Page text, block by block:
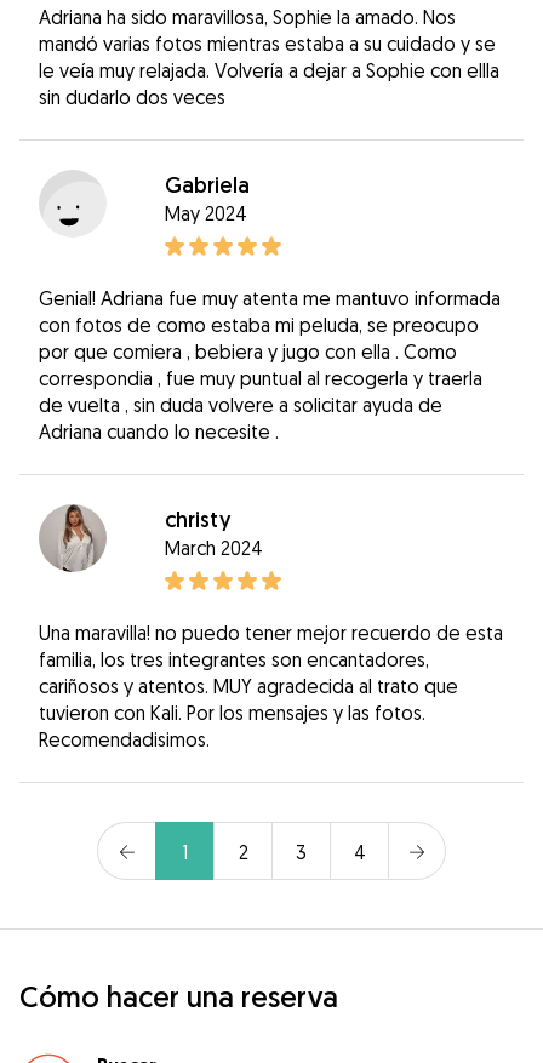
Adriana ha sido maravillosa, Sophie la amado. Nos
mandó varias fotos mientras estaba a su cuidado y se
le veía muy relajada. Volvería a dejar a Sophie con ellla
sin dudarlo dos veces
Gabriela
May 2024
Genial! Adriana fue muy atenta me mantuvo informada
con fotos de como estaba mi peluda, se preocupo
por que comiera , bebiera y jugo con ella . Como
correspondia , fue muy puntual al recogerla y traerla
de vuelta , sin duda volvere a solicitar ayuda de
Adriana cuando lo necesite .
christy
March 2024
Una maravilla! no puedo tener mejor recuerdo de esta
familia, los tres integrantes son encantadores,
cariñosos y atentos. MUY agradecida al trato que
tuvieron con Kali. Por los mensajes y las fotos.
Recomendadisimos.
1 2 3 4
Cómo hacer una reserva